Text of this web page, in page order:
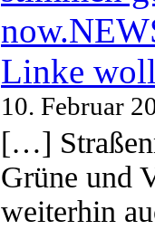
Linke
10. Februar
[…]
Grüne und
weiterhin